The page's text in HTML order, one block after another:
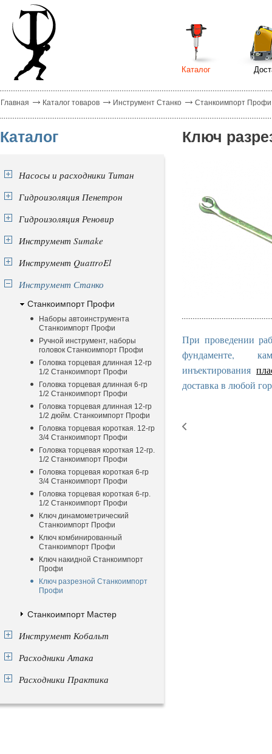
Каталог
Главная Каталог товаров Инструмент Станко Станкоимпорт Профи
Каталог
Насосы и расходники Титан
Гидроизоляция Пенетрон
Гидроизоляция Реновир
Инструмент Sumake
Инструмент QuattroEl
Инструмент Станко
Станкоимпорт Профи
Наборы автоинструмента
Станкоимпорт Профи
Ручной инструмент, наборы
головок Станкоимпорт Профи
Головка торцевая длинная 12-гр
1/2 Станкоимпорт Профи
Головка торцевая длинная 6-гр
1/2 Станкоимпорт Профи
Головка торцевая длинная 12-гр
1/2 дюйм. Станкоимпорт Профи
Головка торцевая короткая. 12-гр
3/4 Станкоимпорт Профи
Головка торцевая короткая 12-гр.
1/2 Станкоимпорт Профи
Головка торцевая короткая 6-гр
3/4 Станкоимпорт Профи
Головка торцевая короткая 6-гр.
1/2 Станкоимпорт Профи
Ключ динамометрический
Станкоимпорт Профи
Ключ комбинированный
Станкоимпорт Профи
Ключ накидной Станкоимпорт
Профи
Ключ разрезной Станкоимпорт
Профи
Станкоимпорт Мастер
Инструмент Кобальт
Расходники Атака
Расходники Практика
Ключ
При проведении
фундаменте,
инъектирования
доставка в любой